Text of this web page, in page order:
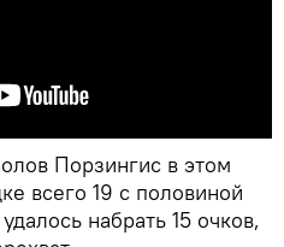
Порзингис в этом
всего 19 с половиной
набрать 15 очков,